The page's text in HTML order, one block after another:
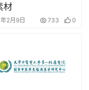
材
2月9日 733 0